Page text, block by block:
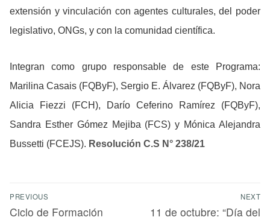
extensión y vinculación con agentes culturales, del poder
legislativo, ONGs, y con la comunidad científica.
Integran como grupo responsable de este Programa:
Marilina Casais (FQByF), Sergio E. Álvarez (FQByF), Nora
Alicia Fiezzi (FCH), Darío Ceferino Ramírez (FQByF),
Sandra Esther Gómez Mejiba (FCS) y Mónica Alejandra
Bussetti (FCEJS). Resolución C.S N° 238/21
PREVIOUS
Ciclo de Formación
NEXT
11 de octubre: “Día del